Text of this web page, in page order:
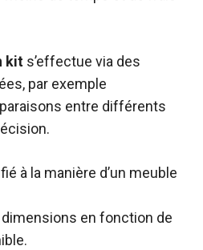
kit s’effectue via des
par exemple
entre différents
à la manière d’un meuble
en fonction de